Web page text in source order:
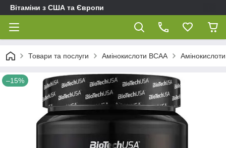
Вітаміни з США та Європи
Товари та послуги Амінокислоти BCAA
–15%